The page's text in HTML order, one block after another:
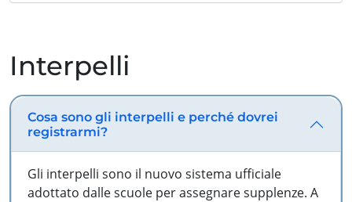
Interpelli
Cosa sono gli interpelli e perché dovrei
registrarmi?
Gli interpelli sono il nuovo sistema ufficiale
adottato dalle scuole per assegnare supplenze. A